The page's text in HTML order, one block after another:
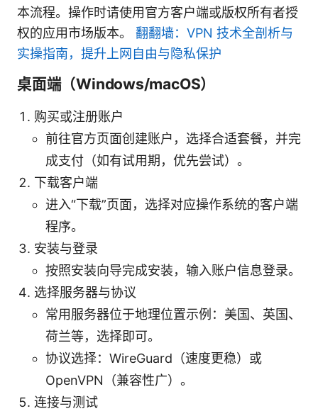
本流程。操作时请使用官方客户端或版权所有者授
权的应用市场版本。 翻翻墙：VPN 技术全剖析与
实操指南，提升上网自由与隐私保护
桌面端（Windows/macOS）
购买或注册账户
前往官方页面创建账户，选择合适套餐，并完
成支付（如有试用期，优先尝试）。
下载客户端
进入“下载”页面，选择对应操作系统的客户端
程序。
安装与登录
按照安装向导完成安装，输入账户信息登录。
选择服务器与协议
常用服务器位于地理位置示例：美国、英国、
荷兰等，选择即可。
协议选择：WireGuard（速度更稳）或
OpenVPN（兼容性广）。
连接与测试